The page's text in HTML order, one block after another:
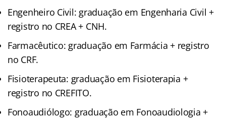
Engenheiro Civil: graduação em Engenharia Civil +
registro no CREA + CNH.
Farmacêutico: graduação em Farmácia + registro
no CRF.
Fisioterapeuta: graduação em Fisioterapia +
registro no CREFITO.
Fonoaudiólogo: graduação em Fonoaudiologia +